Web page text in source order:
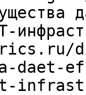
daet-
it-